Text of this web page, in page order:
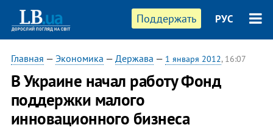
Поддержать РУС
Главная — Экономика — Держава — 1 января 2012, 16:07
В Украине начал работу Фонд
поддержки малого
инновационного бизнеса